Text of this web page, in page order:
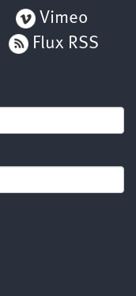
Vimeo
Flux RSS